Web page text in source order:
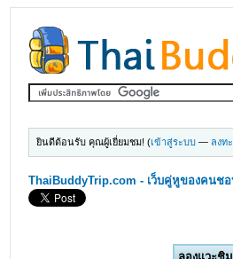
ยินดีต้อนรับ คุณผู้เยี่ยมชม! (เข้าสู่ระบบ — ลงท
ThaiBuddyTrip.com - เว็บคู่หูของคนชอ